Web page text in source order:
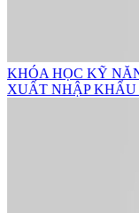
KHÓA HỌC KỸ
XUẤT NHẬP KHẨU